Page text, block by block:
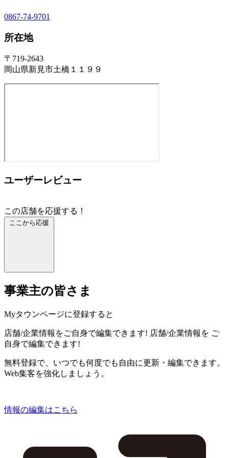
0867-74-9701
所在地
〒719-2643
岡山県新見市土橋１１９９
ユーザーレビュー
この店舗を応援する！
ここから応援
事業主の皆さま
Myタウンページに登録すると
店舗/企業情報をご自身で編集できます! 店舗/企業情報を ご
自身で編集できます!
無料登録で、いつでも何度でも自由に更新・編集できます。
Web集客を強化しましょう。
情報の編集はこちら